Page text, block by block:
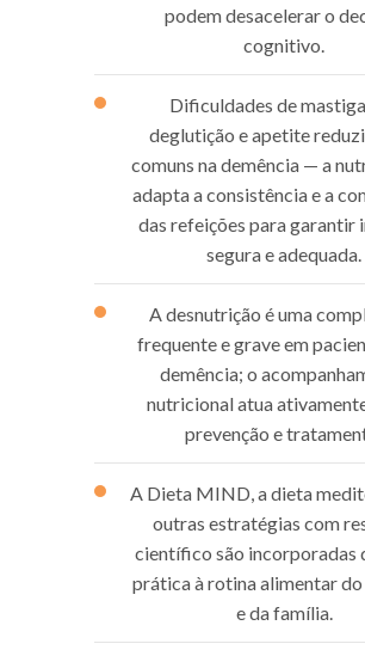
podem desacelerar o
cognitivo.
Dificuldades de
deglutição e apetite
comuns na demência — a
adapta a consistência e a
das refeições para garantir
segura e adequada.
A desnutrição é uma
frequente e grave em
demência; o
nutricional atua
prevenção e
A Dieta MIND, a dieta
outras estratégias com
científico são incorporadas
prática à rotina alimentar
e da família.